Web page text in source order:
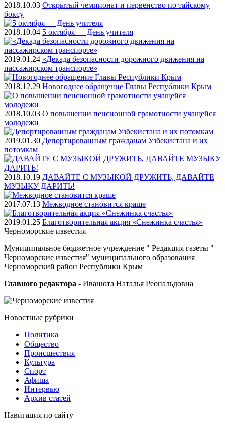
2018.10.03 Открытый чемпионат и первенство по тайскому
боксу
2018.10.04 5 октября — День учителя
2019.01.24 «Декада безопасности дорожного движения на
пассажирском транспорте»
2018.12.29 Новогоднее обращение Главы Республики Крым
2018.10.03 О повышении пенсионной грамотности учащейся
молодежи
2019.01.30 Депортированным гражданам Узбекистана и их
потомкам
2018.10.19 ДАВАЙТЕ С МУЗЫКОЙ ДРУЖИТЬ, ДАВАЙТЕ
МУЗЫКУ ДАРИТЬ!
2017.07.13 Межводное становится краше
2019.01.25 Благотворительная акция «Снежинка счастья»
Черноморские известия
Муниципальное бюджетное учреждение " Редакция газеты "
Черноморские известия" муниципального образования
Черноморский район Республики Крым
Главного редактора - Иванюта Наталья Реональдовна
Новостные рубрики
Политика
Общество
Проиcшествия
Культура
Спорт
Афиша
Интервью
Архив статей
Навигация по сайту